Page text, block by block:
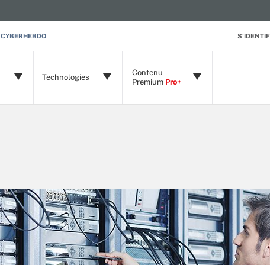
CYBERHEBDO
Technologies
Contenu
Premium Pro+